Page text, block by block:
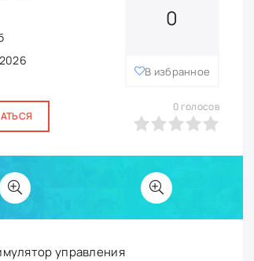
0
В избранное
0 голосов
управления